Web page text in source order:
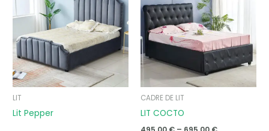
LIT
Lit Pepper
CADRE DE LIT
LIT COCTO
695,00 €